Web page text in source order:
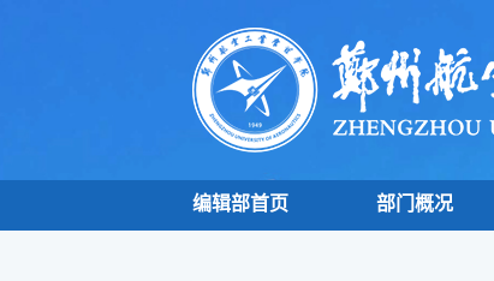
编辑部首页 部门概况